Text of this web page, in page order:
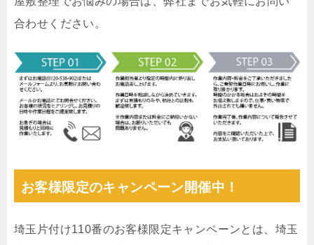
合わせください。
お客様限定のキャンペーン開催中！
埼玉片付け110番のお客様限定キャンペーンとは、埼玉